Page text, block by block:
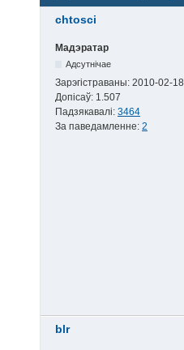
chtosci
Мадэратар
Адсутнічае
Зарэгістраваны: 2010-02-18
Допісаў: 1.507
Падзякавалі: 3464
За паведамленне: 2
blr